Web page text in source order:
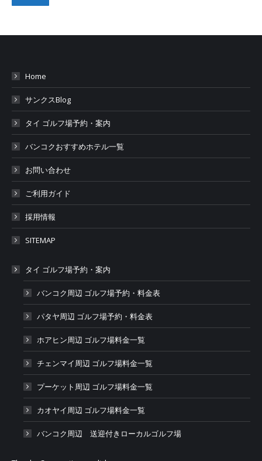
Home
サンクスBlog
タイ ゴルフ場予約・案内
バンコクおすすめホテル一覧
お問い合わせ
ご利用ガイド
採用情報
SITEMAP
タイ ゴルフ場予約・案内
バンコク周辺 ゴルフ場予約・料金表
パタヤ周辺 ゴルフ場予約・料金表
ホアヒン周辺 ゴルフ場料金一覧
チェンマイ周辺 ゴルフ場料金一覧
プーケット周辺 ゴルフ場料金一覧
カオヤイ周辺 ゴルフ場料金一覧
バンコク周辺 送迎付きローカルゴルフ場